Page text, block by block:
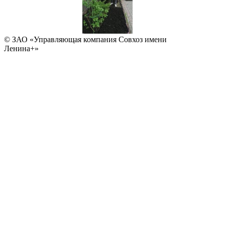
© ЗАО «Управляющая компания Совхоз имени
Ленина+»